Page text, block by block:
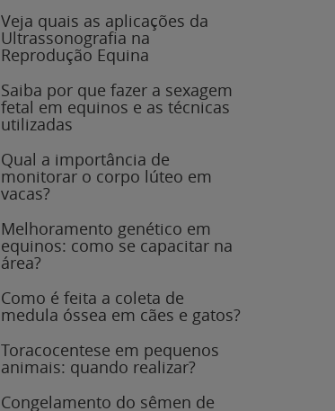
Veja quais as aplicações da
Ultrassonografia na
Reprodução Equina
Saiba por que fazer a sexagem
fetal em equinos e as técnicas
utilizadas
Qual a importância de
monitorar o corpo lúteo em
vacas?
Melhoramento genético em
equinos: como se capacitar na
área?
Como é feita a coleta de
medula óssea em cães e gatos?
Toracocentese em pequenos
animais: quando realizar?
Congelamento do sêmen de